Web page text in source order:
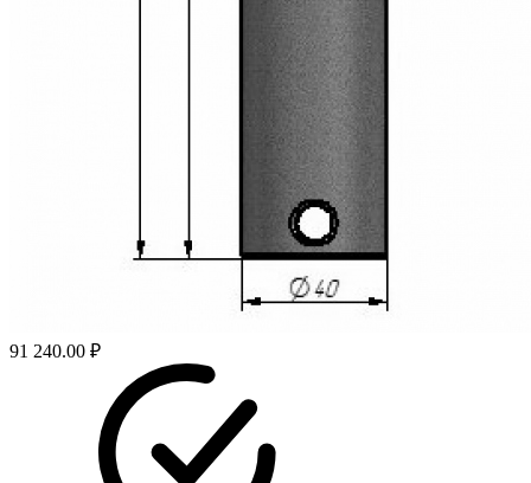
91 240.00 ₽